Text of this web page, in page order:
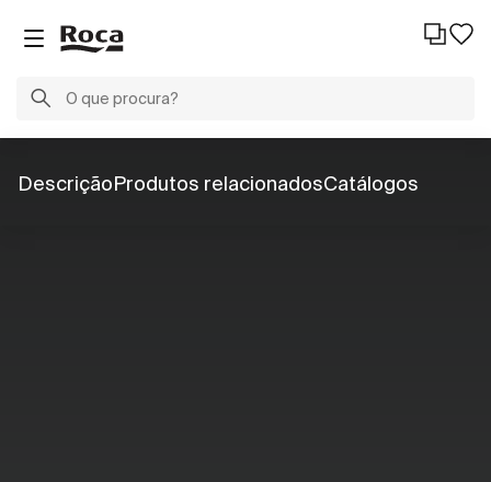
DescriçãoProdutos relacionadosCatálogos